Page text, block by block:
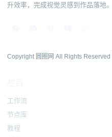
升效率，完成视觉灵感到作品落地。
Copyright 圆圈网 All Rights Reserved
工作流
节点库
教程